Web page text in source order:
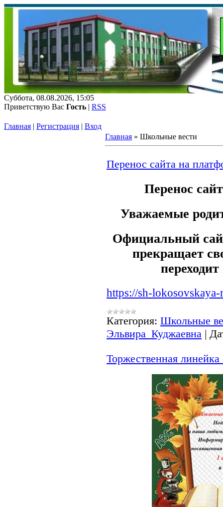
Суббота, 08.08.2026, 15:05
Приветствую Вас Гость | RSS
Главная | Регистрация | Вход
Главная » Школьные вести
Перенос сайта на
Перенос
Уважаемые
Официальный
прекращает
https://sh-
Категория: Школьные
Эльвира_Куджаевна |
Торжественная линейка